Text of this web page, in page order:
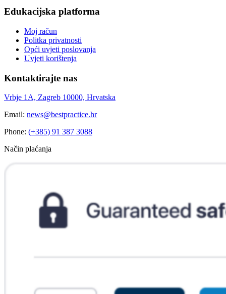
Edukacijska platforma
Moj račun
Politka privatnosti
Opći uvjeti poslovanja
Uvjeti korištenja
Kontaktirajte nas
Vrbje 1A, Zagreb 10000, Hrvatska
Email: news@bestpractice.hr
Phone: (+385) 91 387 3088
Način plaćanja